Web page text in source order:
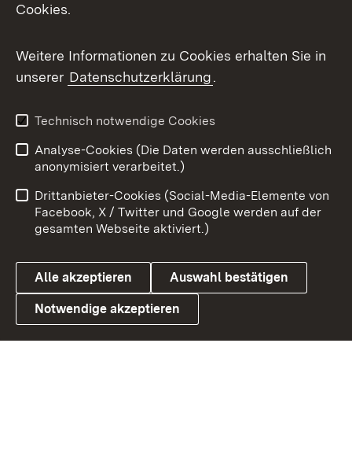
Messenger
Social Wall
X / Twitter
Youtube
Link zum Landesportal
Benutzungshinweise
Barrierefreiheit
Datenschutz
Cookies
Cookies.
Weitere Informationen zu Cookies erhalten Sie in
unserer Datenschutzerklärung.
Technisch notwendige Cookies
Analyse-Cookies (Die Daten werden ausschließlich
anonymisiert verarbeitet.)
Drittanbieter-Cookies (Social-Media-Elemente von
Facebook, X / Twitter und Google werden auf der
gesamten Webseite aktiviert.)
Alle akzeptieren Auswahl bestätigen
Notwendige akzeptieren